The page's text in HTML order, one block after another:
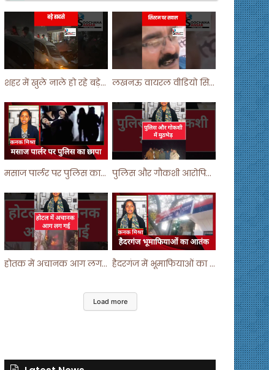
शहर में खुले नाले हो रहे बड़े हादसे ! #shortsvideo #shorts लखनऊ वायरल वीडियो सिस्टम पर सवाल ! #shorts #shortvideo
मसाज पार्लर पर पुलिस का छापा ! #viralvideo #trending #parlour पुलिस और गौकशी आरोपियों में मुठभेड़ ! #shortvideo #shorts #shortsfeed
होतक में अचानक आग लगने से मचा हड़कंप ! #shortsfeed #shorts #viralshorts हैदरगंज में भूमाफियाओं का आतंक ! #upnews #viral #viralvideo
Load more